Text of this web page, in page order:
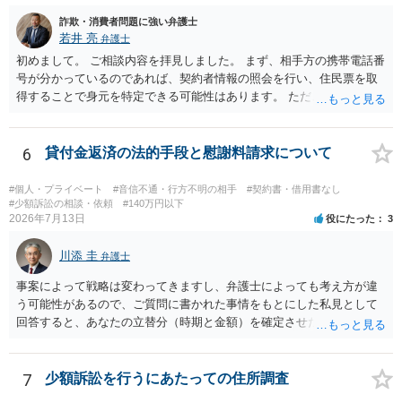
隣り合わせになることは避けたいという心理が働くことも無理からぬ
ところです。一方、チケットがエリア指定のアリーナ席であれば隣り
合わせにならずに済むかもしれませんし、そのチケットが入手困難で
あったり特別席であったりすれば、判断は変わってくるかもしれませ
ん。当該チケットがチケット転売防止法に規定する特定興行入場券に
外に選択肢がない場合もあるでしょう。 このように、本件の紛争は、
法的には「当事者の合理的意思」がどこにあるのかを追求した解決が
必要になると思われます。なかなか難しい問題なので、弁護士によっ
ても回答は異なるかもしれません。
詐欺・消費者問題に強い弁護士
若井 亮 弁護士
初めまして。 ご相談内容を拝見しました。 まず、相手方の携帯電話番
号が分かっているのであれば、契約者情報の照会を行い、住民票を取
得することで身元を特定できる可能性はあります。 ただ、他人名義の
ろです。 LINEについても、詐欺の事案であれば照会できる可能性はあ
りますが、携帯電話の番号を経由する方法より難しくなります。 身元
本的に贈与に該当する場合には返金請求ができません。 詐欺を含め、
当方に返金の理屈があるかどうかを確認していきます。 さらに、渡し
た金額について、裏付けがあるかどうかも精査します。 上記を経て、
身元の特定、返金の理屈があると判断できるのであれば、まずは交渉
からスタートすることになるでしょう。 ご理解のとおり、詐欺である
ことの立証は簡単ではありません。 刑事事件化が出来るのであれば、
返金交渉で有利になる可能性がありますが、民事上の詐欺の立証以上
に難しいところがあります。 こちらについては、一度、最寄りの警察
署に被害相談をするようにしてください。 具体的な見通しに関して
6 貸付金返済の法的手段と慰謝料請求について
#個人・プライベート #音信不通・行方不明の相手
#契約書・借用書なし
#少額訴訟の相談・依頼
#140万円以下
2026年7月13日 役にたった 3
川添 圭 弁護士
事案によって戦略は変わってきますし、弁護士によっても考え方が違
う可能性があるので、ご質問に書かれた事情をもとにした私見として
回答すると、あなたの立替分（時期と金額）を確定させた上で、淡々
と、もし異議申立てがなされる可能性が高そうであれば時間の浪費
（通常訴訟へ移行する日数分空転する）になりますし、支払督促及び
7 少額訴訟を行うにあたっての住所調査